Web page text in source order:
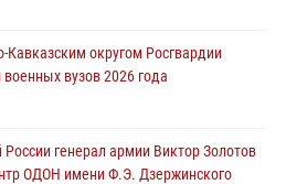
по Республике Калмыкия
помощь медикам и девушке с
округом Росгвардии
вузов 2026 года
генерал армии Виктор Золотов
ОДОН имени Ф.Э. Дзержинского